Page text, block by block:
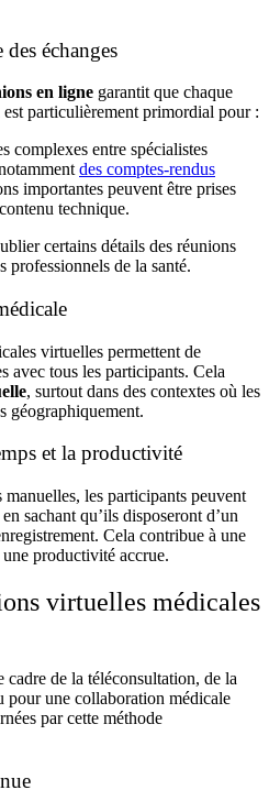
échanges
en ligne garantit que chaque
particulièrement primordial pour :
complexes entre spécialistes
des comptes-rendus
importantes peuvent être prises
technique.
certains détails des réunions
professionnels de la santé.
virtuelles permettent de
avec tous les participants. Cela
, surtout dans des contextes où les
géographiquement.
et la productivité
les participants peuvent
sachant qu’ils disposeront d’un
Cela contribue à une
une productivité accrue.
virtuelles médicales
cadre de la téléconsultation, de la
pour une collaboration médicale
par cette méthode